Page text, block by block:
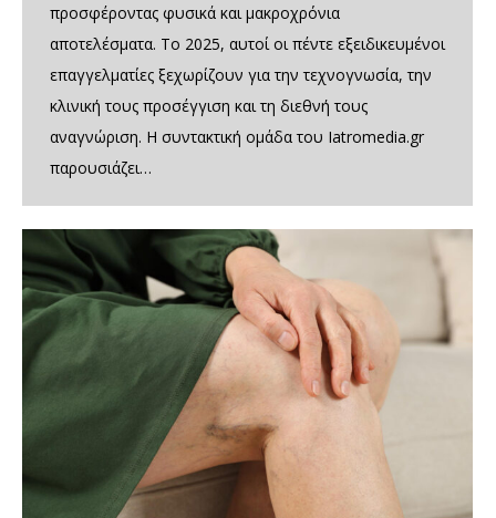
προσφέροντας φυσικά και μακροχρόνια
αποτελέσματα. Το 2025, αυτοί οι πέντε εξειδικευμένοι
επαγγελματίες ξεχωρίζουν για την τεχνογνωσία, την
κλινική τους προσέγγιση και τη διεθνή τους
αναγνώριση. Η συντακτική ομάδα του Iatromedia.gr
παρουσιάζει…